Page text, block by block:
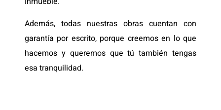
Además, todas nuestras obras cuentan con
garantía por escrito, porque creemos en lo que
hacemos y queremos que tú también tengas
esa tranquilidad.